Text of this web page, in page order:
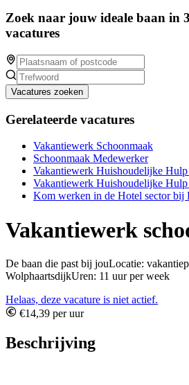
Zoek naar jouw ideale baan in
vacatures
Vacatures zoeken
Gerelateerde vacatures
Vakantiewerk Schoonmaak
Schoonmaak Medewerker
Vakantiewerk Huishoudelijke
Vakantiewerk Huishoudelijke
Kom werken in de Hotel sector bij
Vakantiewerk
De baan die past bij jouLocatie:
WolphaartsdijkUren: 11 uur per week
Helaas, deze vacature is niet actief.
€14,39 per uur
Beschrijving